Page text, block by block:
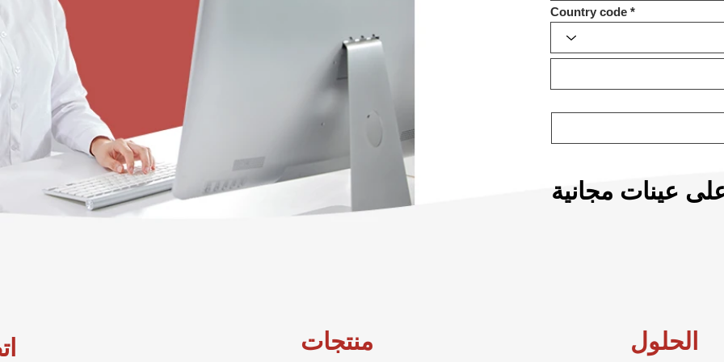
Country code
عينات مجانية
منتجات الحلول